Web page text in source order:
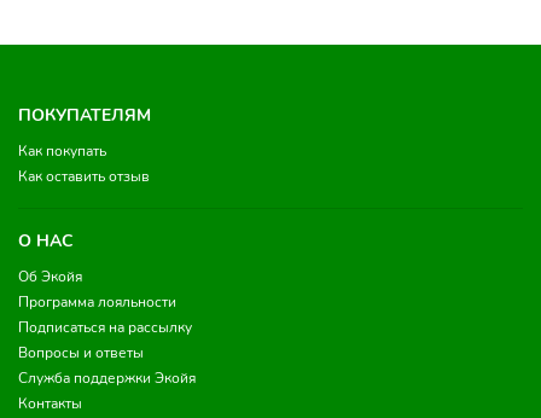
ПОКУПАТЕЛЯМ
Как покупать
Как оставить отзыв
О НАС
Об Экойя
Программа лояльности
Подписаться на рассылку
Вопросы и ответы
Служба поддержки Экойя
Контакты